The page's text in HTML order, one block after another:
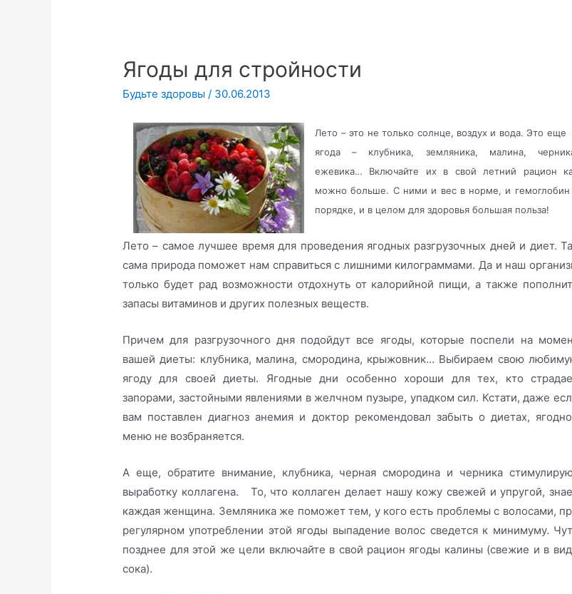
Ягоды для стройности
Будьте здоровы / 30.06.2013
Лето – это не только солнце, воздух и вода. Это еще
ягода – клубника, земляника, малина,
ежевика… Включайте их в свой летний рацион
можно больше. С ними и вес в норме, и гемоглобин
порядке, и в целом для здоровья большая польза!
Лето – самое лучшее время для проведения ягодных разгрузочных дней и диет.
сама природа поможет нам справиться с лишними килограммами. Да и наш
только будет рад возможности отдохнуть от калорийной пищи, а также
запасы витаминов и других полезных веществ.
Причем для разгрузочного дня подойдут все ягоды, которые поспели на
вашей диеты: клубника, малина, смородина, крыжовник… Выбираем свою
ягоду для своей диеты. Ягодные дни особенно хороши для тех, кто
запорами, застойными явлениями в желчном пузыре, упадком сил. Кстати, даже
вам поставлен диагноз анемия и доктор рекомендовал забыть о диетах,
меню не возбраняется.
А еще, обратите внимание, клубника, черная смородина и черника
выработку коллагена. То, что коллаген делает нашу кожу свежей и упругой,
каждая женщина. Земляника же поможет тем, у кого есть проблемы с волосами,
регулярном употреблении этой ягоды выпадение волос сведется к минимуму.
позднее для этой же цели включайте в свой рацион ягоды калины (свежие и в
сока).